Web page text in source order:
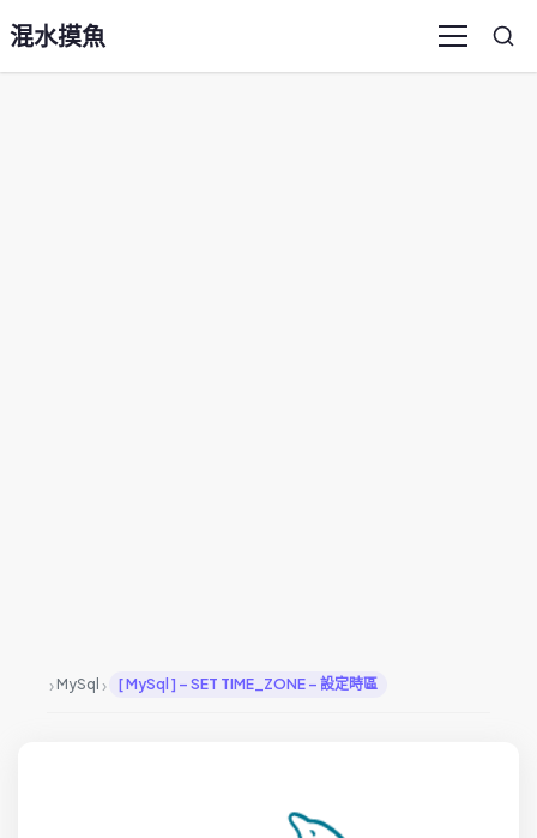
混水摸魚 Menu
›MySql › [ MySql ] – SET TIME_ZONE – 設定時區